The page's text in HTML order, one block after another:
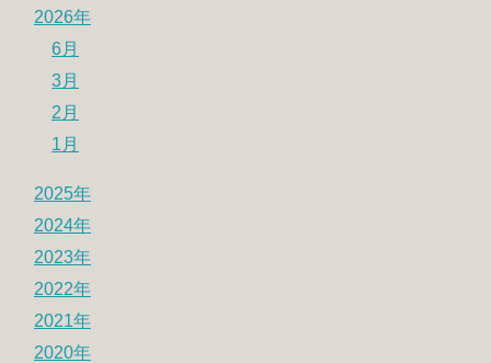
2026年
6月
3月
2月
1月
2025年
2024年
2023年
2022年
2021年
2020年